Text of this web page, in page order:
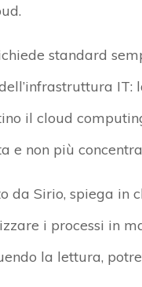
standard
IT:
il cloud
e non più
da Sirio, spiega in
i processi in
la lettura,